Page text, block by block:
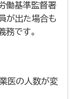
働基準監督署
が出た場合も
です。
医の人数が変